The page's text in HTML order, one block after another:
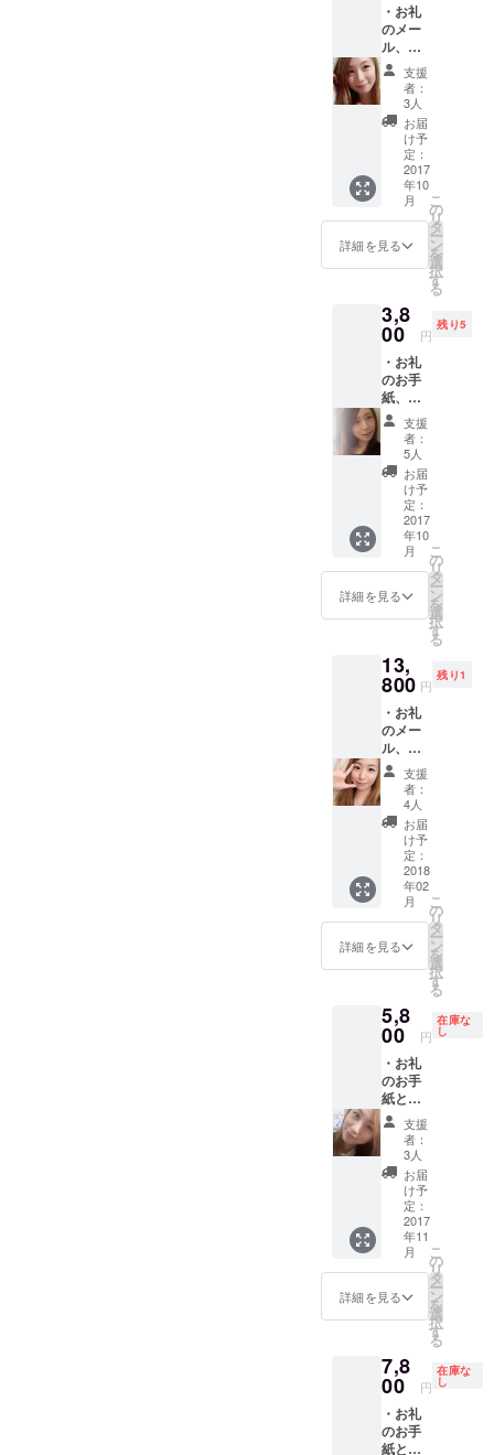
・お礼
のメー
ル、映
像 ・撮
り下ろ
し自撮
り画像
・目覚
ましな
どのSE
セット
(wav
mp3）
・オリ
ジナル
ル音源
の ダ
ウン
ロード
リンク
のお知
らせ
支援
者：
3人
お届
け予
定：
2017
年10
月
詳細を見る
こ
の
リ
タ
ー
ン
を
選
択
す
る
3,8
00 円
残り5
・お礼
のお手
紙、映
像 ・オ
リジナ
ル曲の
インス
ト音源
・オリ
ジナル
曲のリ
ミック
ス音源
・オリ
ジナル
ル音源
※CD-R1
枚or2枚
にて発
送しま
す。
収録曲
名、曲
数、
CD-R枚
数は
決まり
次第お
知らせ
しま
す。
支援
者：
5人
お届
け予
定：
2017
年10
月
詳細を見る
こ
の
リ
タ
ー
ン
を
選
択
す
る
13,
800 円
残り1
・お礼
のメー
ル、映
像 ・撮
り下ろ
し自撮
り画像
・目覚
ましな
どのSE
セット
(wav
mp3）
・お礼
のお手
なりま
す） ・
手書き
クリス
マス
カード
・手書
きのバ
レンタ
イン
デー
カード
・オリ
ジナル
曲のイ
ンスト
音源 ・
ミック
ス音源
ジナル
曲のオ
支援
者：
4人
お届
け予
定：
2018
年02
月
詳細を見る
こ
の
リ
タ
ー
ン
を
選
択
す
る
5,8
00 円
在庫な
し
・お礼
のお手
紙と映
像 ・手
作りの
ネック
ウォー
マー ※
制作過
程の映
像を
ダウン
ロード
リンク
にてお
支援
者：
3人
お届
け予
定：
2017
年11
月
詳細を見る
こ
の
リ
タ
ー
ン
を
選
択
す
る
7,8
00 円
在庫な
し
・お礼
のお手
紙と映